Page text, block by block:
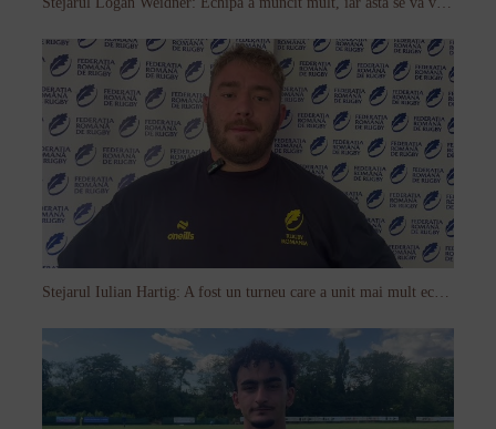
Stejarul Iulian Hartig: A fost un turneu care a unit mai mult echipa